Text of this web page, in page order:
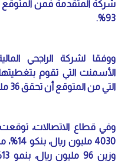
93%.
ووفقا لشركة الراجحي
الأسمنت التي تقوم
التي من المتوقع أن تحقق 36 مليون ريال، بنمو 54%.
وفي قطاع الاتصالات،